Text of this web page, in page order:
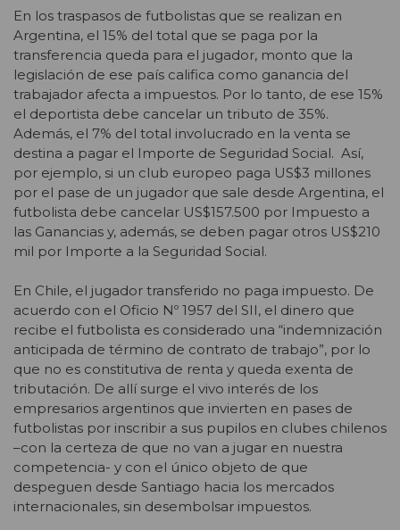
En los traspasos de futbolistas que se realizan en
Argentina, el 15% del total que se paga por la
transferencia queda para el jugador, monto que la
legislación de ese país califica como ganancia del
trabajador afecta a impuestos. Por lo tanto, de ese 15%
el deportista debe cancelar un tributo de 35%.
Además, el 7% del total involucrado en la venta se
destina a pagar el Importe de Seguridad Social. Así,
por ejemplo, si un club europeo paga US$3 millones
por el pase de un jugador que sale desde Argentina, el
futbolista debe cancelar US$157.500 por Impuesto a
las Ganancias y, además, se deben pagar otros US$210
mil por Importe a la Seguridad Social.
En Chile, el jugador transferido no paga impuesto. De
acuerdo con el Oficio Nº 1957 del SII, el dinero que
recibe el futbolista es considerado una “indemnización
anticipada de término de contrato de trabajo”, por lo
que no es constitutiva de renta y queda exenta de
tributación. De allí surge el vivo interés de los
empresarios argentinos que invierten en pases de
futbolistas por inscribir a sus pupilos en clubes chilenos
–con la certeza de que no van a jugar en nuestra
competencia- y con el único objeto de que
despeguen desde Santiago hacia los mercados
internacionales, sin desembolsar impuestos.